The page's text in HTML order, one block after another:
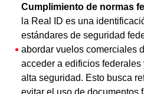
Cumplimiento de normas
la Real ID es una
estándares de seguridad
abordar vuelos comerciales
acceder a edificios
alta seguridad. Esto busca